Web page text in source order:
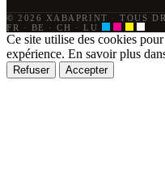
© 2026 XABAPRINT ·
TOUS
FR · BE · CH · LU
Ce site utilise des cookies
expérience. En savoir plus
Refuser Accepter